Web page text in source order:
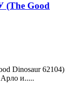
(The Good
Dinosaur 62104)
и.....